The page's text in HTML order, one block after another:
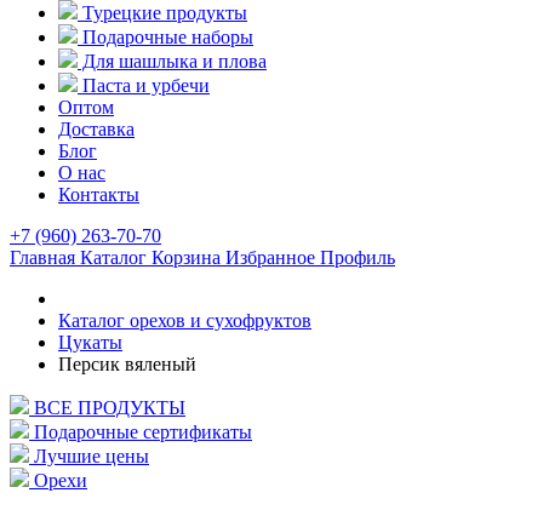
Турецкие продукты
Подарочные наборы
Для шашлыка и плова
Паста и урбечи
Оптом
Доставка
Блог
О нас
Контакты
+7 (960) 263-70-70
Главная Каталог Корзина Избранное Профиль
Каталог орехов и сухофруктов
Цукаты
Персик вяленый
ВСЕ ПРОДУКТЫ
Подарочные сертификаты
Лучшие цены
Орехи